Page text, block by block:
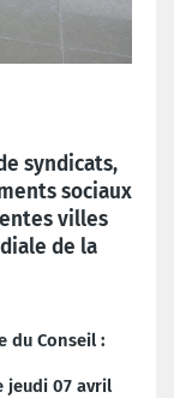
syndicats,
sociaux
villes
de la
du Conseil :
jeudi 07 avril